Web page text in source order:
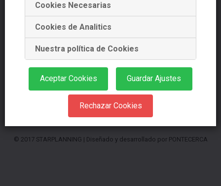
Aviso legal
Política de privacidad
Política de cookies
© 2017 STARPLANNING | Diseñado y desarrollado por PONTECERCA
Cookies Necesarias
Cookies de Analitics
Nuestra política de Cookies
Aceptar Cookies Guardar Ajustes
Rechazar Cookies